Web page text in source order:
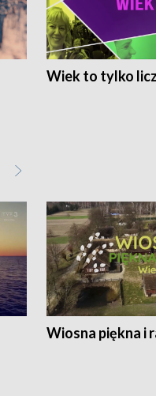
Wiek to tylko
Wiosna piękna i